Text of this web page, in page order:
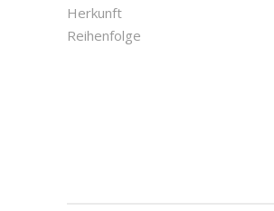
Herkunft
Reihenfolge